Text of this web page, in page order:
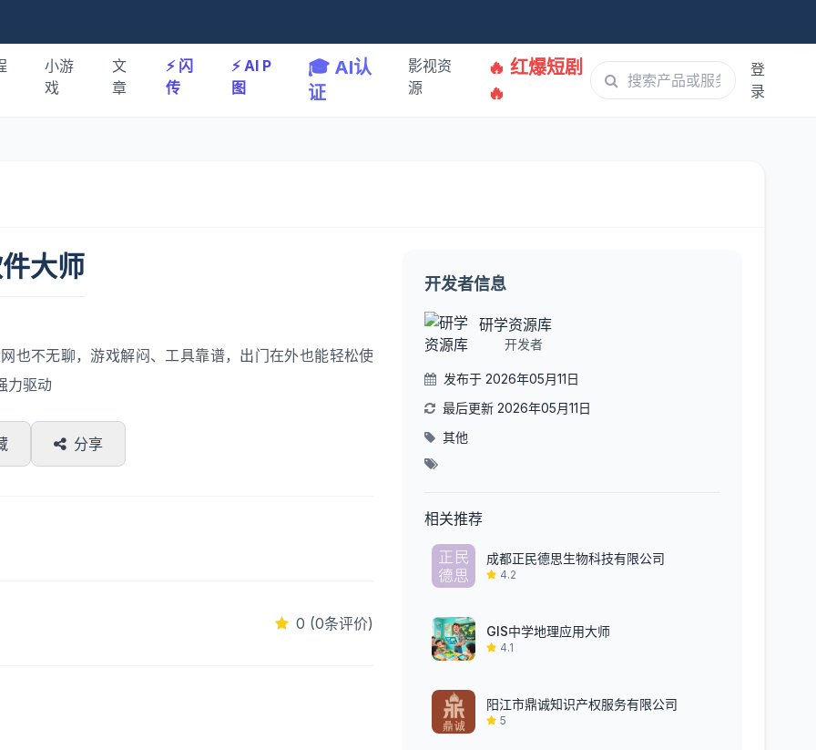
小游
戏
文
章
⚡️ 闪
传
⚡️ AI P
图
🎓 AI认
证
影视资
源
🔥 红爆短剧
🔥
登
录
大师
也不无聊，游戏解闷、工具靠谱，出门在外也能轻松使
力驱动
分享
0 (0条评价)
开发者信息
研学资源库
开发者
发布于 2026年05月11日
最后更新 2026年05月11日
其他
相关推荐
成都正民德思生物科技有限公司
4.2
GIS中学地理应用大师
4.1
阳江市鼎诚知识产权服务有限公司
5